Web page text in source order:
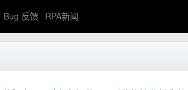
Bug 反馈 RPA新闻